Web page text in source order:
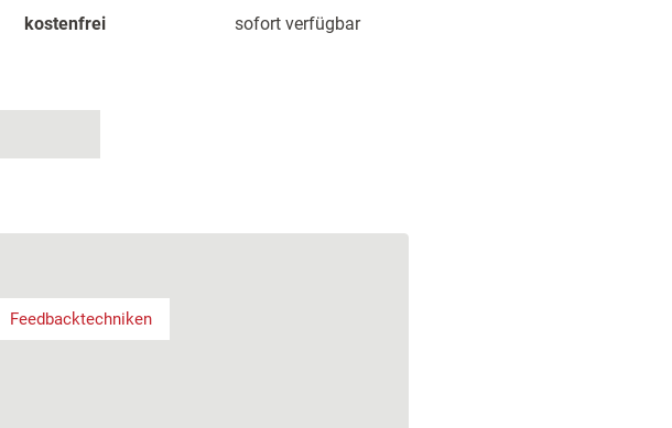
kostenfrei sofort verfügbar
Feedbacktechniken